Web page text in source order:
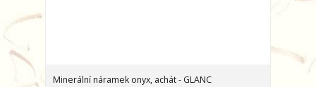
Minerální náramek onyx, achát - GLANC